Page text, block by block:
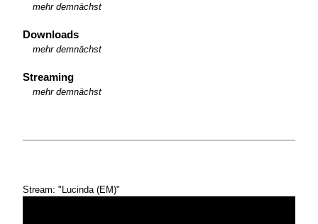
mehr demnächst
Downloads
mehr demnächst
Streaming
mehr demnächst
Stream: "Lucinda (EM)"